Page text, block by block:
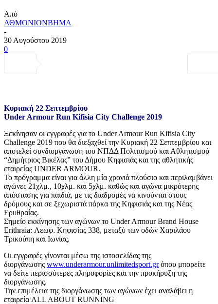
Από
ΑΘΜΟΝΙΟΝΒΗΜΑ
-
30 Αυγούστου 2019
0
Κυριακή 22 Σεπτεμβρίου
Under Armour Run Kifisia City Challenge 2019
Ξεκίνησαν οι εγγραφές για το Under Armour Run Kifisia City
Challenge 2019 που θα διεξαχθεί την Κυριακή 22 Σεπτεμβρίου και
αποτελεί συνδιοργάνωση του ΝΠΔΔ Πολιτισμού και Αθλητισμού
“Δημήτριος Βικέλας” του Δήμου Κηφισιάς και της αθλητικής
εταιρείας UNDER ARMOUR.
Το πρόγραμμα είναι για άλλη μία χρονιά πλούσιο και περιλαμβάνει
αγώνες 21χλμ., 10χλμ. και 5χλμ. καθώς και αγώνα μικρότερης
απόστασης για παιδιά, με τις διαδρομές να κινούνται στους
δρόμους και σε ξεχωριστά πάρκα της Κηφισιάς και της Νέας
Ερυθραίας.
Σημείο εκκίνησης των αγώνων το Under Armour Brand House
Erithraia: Λεωφ. Κηφισίας 338, μεταξύ των οδών Χαριλάου
Τρικούπη και Ιωνίας.
Οι εγγραφές γίνονται μέσω της ιστοσελίδας της
διοργάνωσης www.underarmour.unlimitedsport.grόπου μπορείτε
να δείτε περισσότερες πληροφορίες και την προκήρυξη της
διοργάνωσης.
Την επιμέλεια της διοργάνωσης των αγώνων έχει αναλάβει η
εταιρεία ALL ABOUT RUNNING